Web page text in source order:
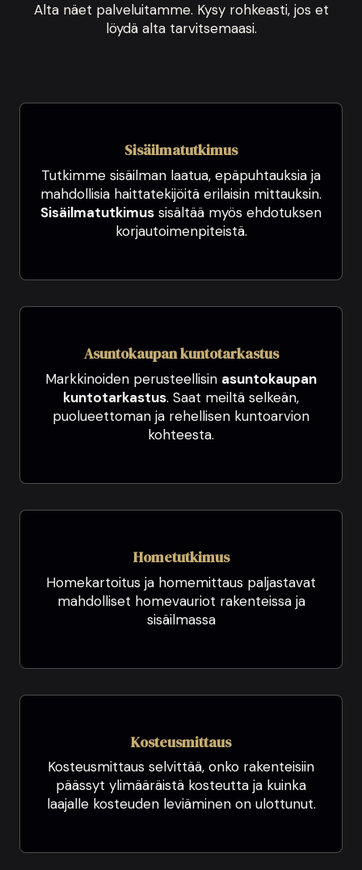
Alta näet palveluitamme. Kysy rohkeasti, jos et
löydä alta tarvitsemaasi.
Sisäilmatutkimus
Tutkimme sisäilman laatua, epäpuhtauksia ja
mahdollisia haittatekijöitä erilaisin mittauksin.
Sisäilmatutkimus sisältää myös ehdotuksen
korjautoimenpiteistä.
Asuntokaupan kuntotarkastus
Markkinoiden perusteellisin asuntokaupan
kuntotarkastus. Saat meiltä selkeän,
puolueettoman ja rehellisen kuntoarvion
kohteesta.
Hometutkimus
Homekartoitus ja homemittaus paljastavat
mahdolliset homevauriot rakenteissa ja
sisäilmassa
Kosteusmittaus
Kosteusmittaus selvittää, onko rakenteisiin
päässyt ylimääräistä kosteutta ja kuinka
laajalle kosteuden leviäminen on ulottunut.